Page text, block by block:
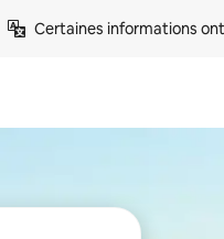
Certaines informations